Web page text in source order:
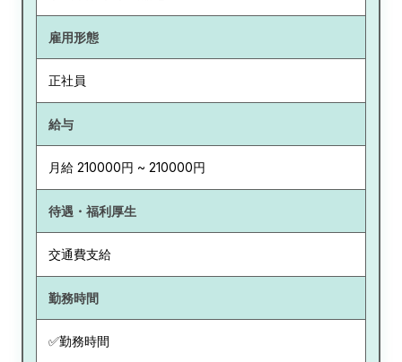
雇用形態
正社員
給与
月給 210000円 ~ 210000円
待遇・福利厚生
交通費支給
勤務時間
✅勤務時間